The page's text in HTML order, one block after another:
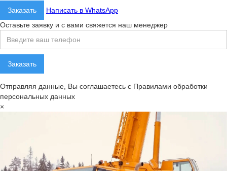
Заказать
Написать в WhatsApp
Оставьте заявку и с вами свяжется наш менеджер
Отправляя данные, Вы соглашаетесь с Правилами обработки
персональных данных
×